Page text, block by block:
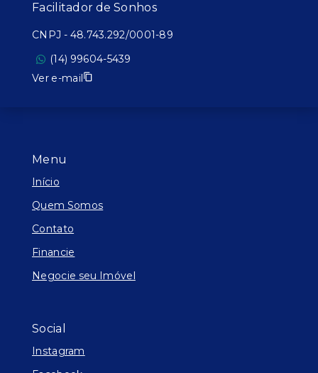
Menu
Início
Quem Somos
Contato
Financie
Negocie seu Imóvel
Social
Instagram
Facilitador de Sonhos
CNPJ - 48.743.292/0001-89
(14) 99604-5439
Ver e-mail